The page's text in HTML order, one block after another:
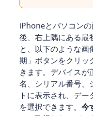
iPhoneとパソコン
後、右上隅にある最
と、以下のような画
期」ボタンをクリッ
きます。デバイスが
名、シリアル番号、
トに表示され、デ
を選択できます。 今